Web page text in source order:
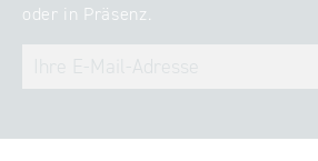
oder in Präsenz.